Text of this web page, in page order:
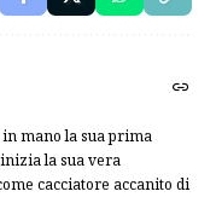
mano la sua prima
la sua vera
cacciatore accanito di